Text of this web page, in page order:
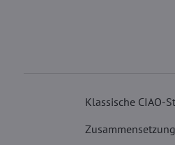
Klassische CIAO-